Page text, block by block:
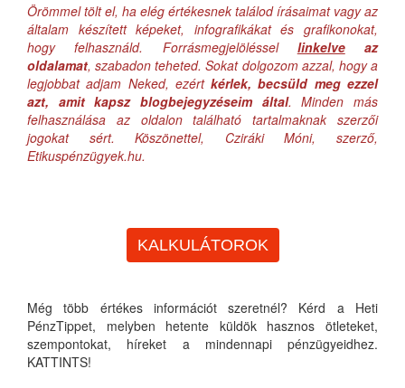
Örömmel tölt el, ha elég értékesnek találod írásaimat vagy az
általam készített képeket, infografikákat és grafikonokat,
hogy felhasználd. Forrásmegjelöléssel linkelveaz
oldalamat, szabadon teheted. Sokat dolgozom azzal, hogy a
legjobbat adjam Neked, ezértkérlek, becsüld meg ezzel
azt, amit kapsz blogbejegyzéseim által. Minden más
felhasználása az oldalon található tartalmaknak szerzői
jogokat sért. Köszönettel, Cziráki Móni, szerző,
Etikuspénzügyek.hu.
KALKULÁTOROK
Még több értékes információt szeretnél? Kérd a Heti
PénzTippet, melyben hetente küldök hasznos ötleteket,
szempontokat, híreket a mindennapi pénzügyeidhez.
KATTINTS!